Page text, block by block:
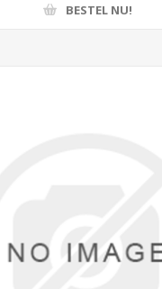
BESTEL NU!